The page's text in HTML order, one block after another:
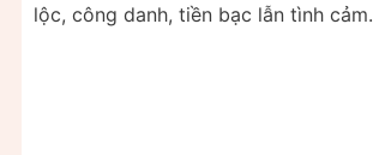
lộc, công danh, tiền bạc lẫn tình cảm.